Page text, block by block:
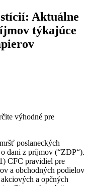
Aktuálne
týkajúce
výhodné pre
poslaneckých
dani z príjmov (“ZDP“).
CFC pravidiel pre
a obchodných podielov
a opčných